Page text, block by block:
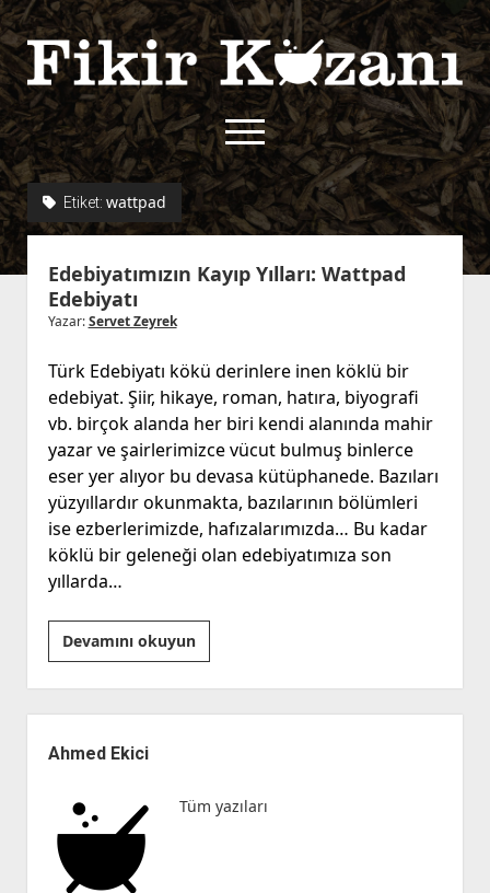
Fikir
Kazanı
menüyü
aç
twitterfacebook
rss
menüyü
Kullanım Koşulları
İletişim
Kurallar
Etiket: wattpad
Edebiyatımızın Kayıp Yılları: Wattpad
Edebiyatı
Yazar:Servet Zeyrek
Türk Edebiyatı kökü derinlere inen köklü bir
edebiyat. Şiir, hikaye, roman, hatıra, biyografi
vb. birçok alanda her biri kendi alanında mahir
yazar ve şairlerimizce vücut bulmuş binlerce
eser yer alıyor bu devasa kütüphanede. Bazıları
yüzyıllardır okunmakta, bazılarının bölümleri
ise ezberlerimizde, hafızalarımızda… Bu kadar
köklü bir geleneği olan edebiyatımıza son
yıllarda…
Devamını okuyunEdebiyatımızın
Kayıp
Yılları:
Wattpad
Menü
Ahmed Ekici
Tüm yazıları